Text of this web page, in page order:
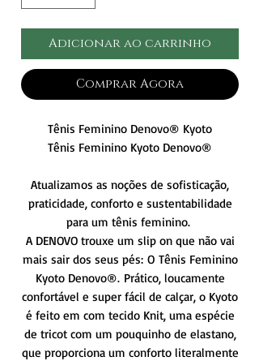
Adicionar ao carrinho
Comprar Agora
Tênis Feminino Denovo® Kyoto
Tênis Feminino Kyoto Denovo®
Atualizamos as noções de sofisticação,
praticidade, conforto e sustentabilidade
para um tênis feminino.
A DENOVO trouxe um slip on que não vai
mais sair dos seus pés: O Tênis Feminino
Kyoto Denovo®. Prático, loucamente
confortável e super fácil de calçar, o Kyoto
é feito em com tecido Knit, uma espécie
de tricot com um pouquinho de elastano,
que proporciona um conforto literalmente